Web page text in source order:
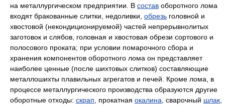
на металлургическом предприятии. В состав оборотного лома
входят бракованные слитки, недоливки, обрезь головной и
хвостовой (некондиционируемой) частей непрерывнолитых
заготовок и слябов, головная и хвостовая обрези сортового и
полосового проката; при условии помарочного сбора и
хранения компонентов оборотного лома он представляет
наиболее ценные (после шихтовых слитков) составляющие
металлошихты плавильных агрегатов и печей. Кроме лома, в
процессе металлургического производства образуются другие
оборотные отходы: скрап , прокатная окалина , сварочный шлак